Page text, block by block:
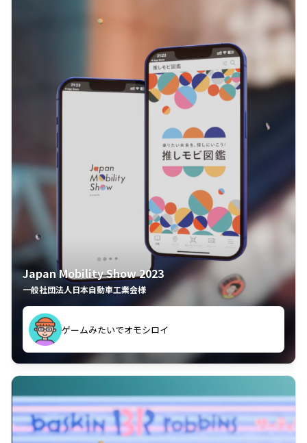
Japan Mobility Show 2023
一般社団法人日本自動車工業会様
ゲームみたいでオモシロイ
久々のモーターショーがアプリでもっと楽しめました